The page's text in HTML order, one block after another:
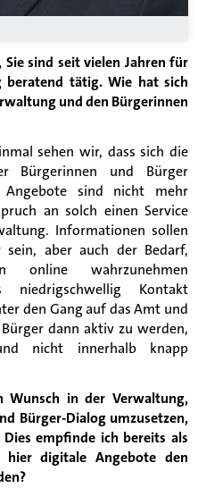
sind seit vielen Jahren für
tätig. Wie hat sich
und den Bürgerinnen
sehen wir, dass sich die
Bürgerinnen und Bürger
sind nicht mehr
an solch einen Service
Informationen sollen
aber auch der Bedarf,
online wahrzunehmen
Kontakt
den Gang auf das Amt und
dann aktiv zu werden,
nicht innerhalb knapp
Wunsch in der Verwaltung,
Bürger-Dialog umzusetzen,
empfinde ich bereits als
hier digitale Angebote den